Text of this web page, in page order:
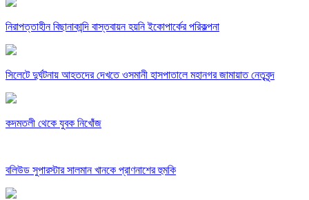
নিরাপত্তাহীন বিছানাকান্দি বাস্তবায়ন হয়নি ইকোপার্কের পরিকল্পনা
সিলেটে দুর্ঘটনায় আহতদের দেখতে ওসমানী হাসপাতালে মহানগর জামায়াত নেতৃবৃন্দ
কদমতলী থেকে যুবক নিখোঁজ
বলিউড সুপারস্টার সালমান খানকে প্রাণনাশের হুমকি